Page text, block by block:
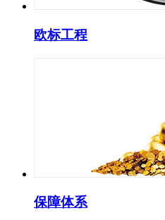
欧标工程
保障体系